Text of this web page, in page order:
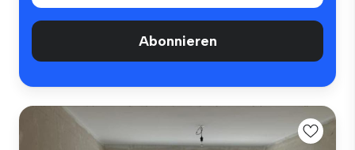
Abonnieren